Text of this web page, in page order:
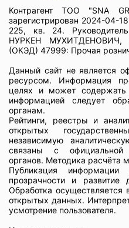
Контрагент ТОО "SNA
зарегистрирован 2024-04-
225, кв. 24.
НУРКЕН МУХИТДЕНОВИЧ,
(ОКЭД) 47999: Прочая
Данный сайт не является
ресурсом. Информация
целях и может содержать
информацией следует
органам.
Рейтинги, реестры и
открытых
независимую
связаны с официальной
органов. Методика расчёта
Публикация
прозрачности и развитие
Обработка осуществляется
открытых данных.
усмотрение пользователя.